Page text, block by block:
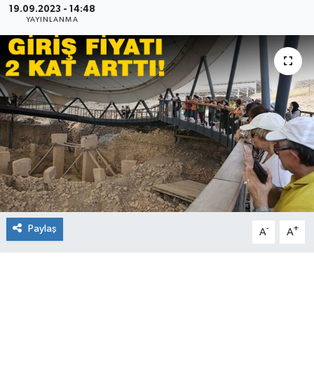
19.09.2023 - 14:48
YAYINLANMA
Paylaş A- A+